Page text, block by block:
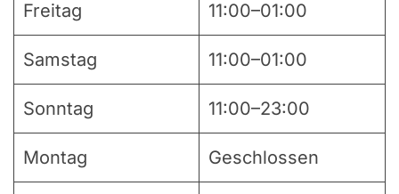
Freitag 11:00–01:00
Samstag 11:00–01:00
Sonntag 11:00–23:00
Montag Geschlossen